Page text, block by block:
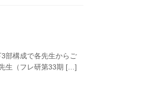
部構成で各先生からご
生（フレ研第33期 […]